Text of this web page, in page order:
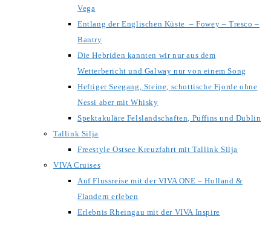
Vega
Entlang der Englischen Küste – Fowey – Tresco –
Bantry
Die Hebriden kannten wir nur aus dem
Wetterbericht und Galway nur von einem Song
Heftiger Seegang, Steine, schottische Fjorde ohne
Nessi aber mit Whisky
Spektakuläre Felslandschaften, Puffins und Dublin
Tallink Silja
Freestyle Ostsee Kreuzfahrt mit Tallink Silja
VIVA Cruises
Auf Flussreise mit der VIVA ONE – Holland &
Flandern erleben
Erlebnis Rheingau mit der VIVA Inspire